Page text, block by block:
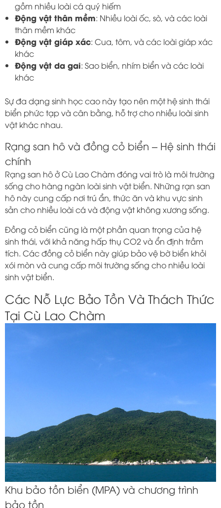
gồm nhiều loài cá quý hiếm
Động vật thân mềm: Nhiều loài ốc, sò, và các loài
thân mềm khác
Động vật giáp xác: Cua, tôm, và các loài giáp xác
khác
Động vật da gai: Sao biển, nhím biển và các loài
khác
Sự đa dạng sinh học cao này tạo nên một hệ sinh thái
biển phức tạp và cân bằng, hỗ trợ cho nhiều loài sinh
vật khác nhau.
Rạng san hô và đồng cỏ biển – Hệ sinh thái
chính
Rạng san hô ở Cù Lao Chàm đóng vai trò là môi trường
sống cho hàng ngàn loài sinh vật biển. Những rạn san
hô này cung cấp nơi trú ẩn, thức ăn và khu vực sinh
sản cho nhiều loài cá và động vật không xương sống.
Đồng cỏ biển cũng là một phần quan trọng của hệ
sinh thái, với khả năng hấp thụ CO2 và ổn định trầm
tích. Các đồng cỏ biển này giúp bảo vệ bờ biển khỏi
xói mòn và cung cấp môi trường sống cho nhiều loài
sinh vật biển.
Các Nỗ Lực Bảo Tồn Và Thách Thức
Tại Cù Lao Chàm
Khu bảo tồn biển (MPA) và chương trình
bảo tồn